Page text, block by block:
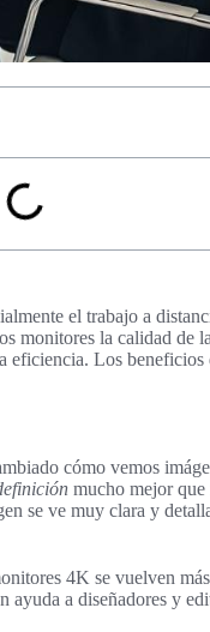
el trabajo a
monitores la calidad de
eficiencia. Los
cómo vemos
mucho mejor que
se ve muy clara y
4K se vuelven
a diseñadores y